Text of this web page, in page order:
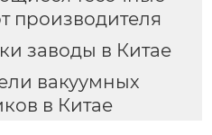
производителя
заводы в Китае
вакуумных
в Китае